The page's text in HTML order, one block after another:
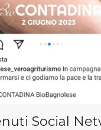
Social